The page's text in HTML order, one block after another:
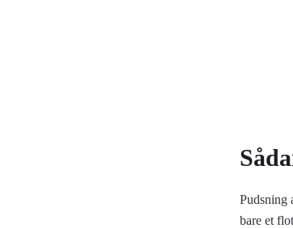
Pudsning
bare et